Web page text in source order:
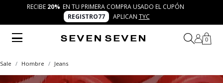
RECIBE 20% EN TU PRIMERA COMPRA USADO EL CUPÓN
REGISTRO77
APLICAN TYC
0
Sale Hombre Jeans